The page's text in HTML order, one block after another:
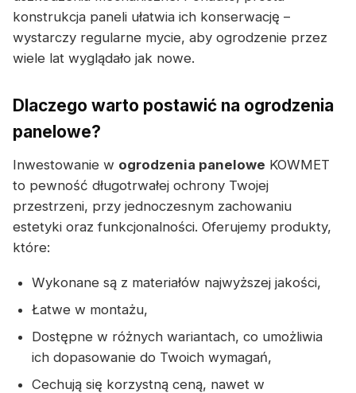
konstrukcja paneli ułatwia ich konserwację –
wystarczy regularne mycie, aby ogrodzenie przez
wiele lat wyglądało jak nowe.
Dlaczego warto postawić na ogrodzenia
panelowe?
Inwestowanie w ogrodzenia panelowe KOWMET
to pewność długotrwałej ochrony Twojej
przestrzeni, przy jednoczesnym zachowaniu
estetyki oraz funkcjonalności. Oferujemy produkty,
które:
Wykonane są z materiałów najwyższej jakości,
Łatwe w montażu,
Dostępne w różnych wariantach, co umożliwia
ich dopasowanie do Twoich wymagań,
Cechują się korzystną ceną, nawet w